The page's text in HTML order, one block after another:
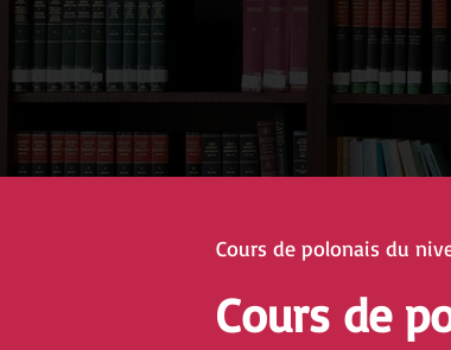
Cours de polonais du
Cours de